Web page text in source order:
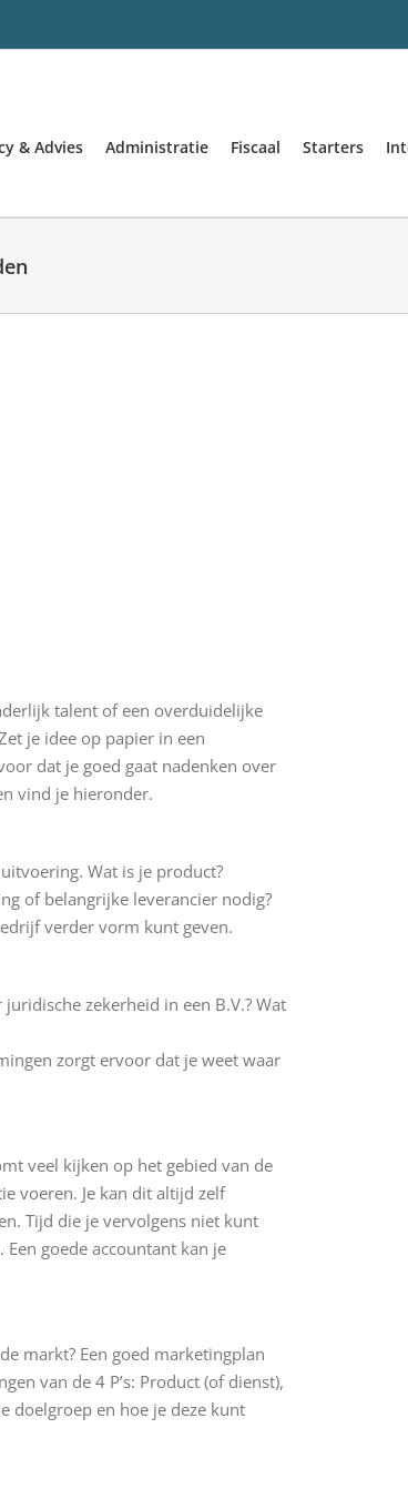
& Advies Administratie Fiscaal Starters
talent of een overduidelijke
je idee op papier in een
dat je goed gaat nadenken over
vind je hieronder.
Wat is je product?
of belangrijke leverancier nodig?
verder vorm kunt geven.
zekerheid in een B.V.? Wat
zorgt ervoor dat je weet waar
veel kijken op het gebied van de
voeren. Je kan dit altijd zelf
Tijd die je vervolgens niet kunt
goede accountant kan je
markt? Een goed marketingplan
van de 4 P’s: Product (of dienst),
doelgroep en hoe je deze kunt